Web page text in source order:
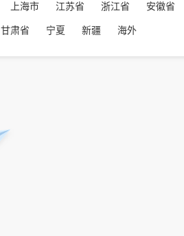
上海市 江苏省 浙江省 安徽省
甘肃省 宁夏 新疆 海外